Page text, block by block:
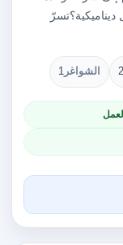
الشواغر 1